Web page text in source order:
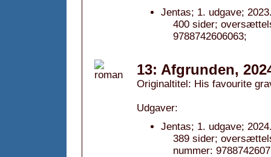
Jentas; 1. udgave;
400 sider;
9788742606063;
13: Afgrunden,
Originaltitel: His favourite
Udgaver:
Jentas; 1. udgave;
389 sider;
nummer: